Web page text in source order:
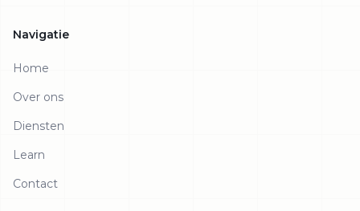
Navigatie
Home
Over ons
Diensten
Learn
Contact